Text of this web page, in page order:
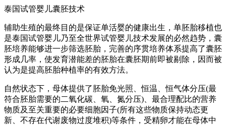
泰国试管婴儿囊胚技术
辅助生殖的最终目的是保证单活婴的健康出生，单胚胎移植也
是泰国试管婴儿乃至全世界试管婴儿技术发展的必然趋势，囊
胚培养能够进一步筛选胚胎，完善的序贯培养体系提高了囊胚
形成几率，使发育潜能差的胚胎在囊胚期前即被剔除，因而被
认为是提高胚胎种植率的有效方法。
自然状态下，母体提供了胚胎免光照、恒温、恒气体分压(最
符合胚胎需要的二氧化碳、氧、氮分压)、最合理配比的营养
物质及至关重要的必要细胞因子(所有这些物质保持动态更
新、不存在代谢废物过度堆积)等条件，受精卵才能在母体中